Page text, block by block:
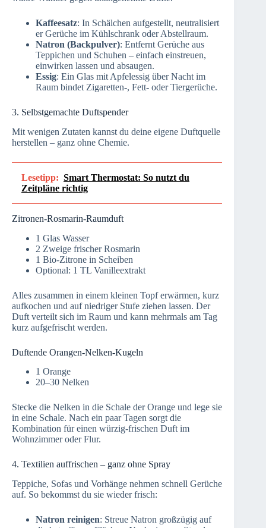
Kaffeesatz: In Schälchen aufgestellt, neutralisiert
er Gerüche im Kühlschrank oder Abstellraum.
Natron (Backpulver): Entfernt Gerüche aus
Teppichen und Schuhen – einfach einstreuen,
einwirken lassen und absaugen.
Essig: Ein Glas mit Apfelessig über Nacht im
Raum bindet Zigaretten-, Fett- oder Tiergerüche.
3. Selbstgemachte Duftspender
Mit wenigen Zutaten kannst du deine eigene Duftquelle
herstellen – ganz ohne Chemie.
Lesetipp: Smart Thermostat: So nutzt du
Zeitpläne richtig
Zitronen-Rosmarin-Raumduft
1 Glas Wasser
2 Zweige frischer Rosmarin
1 Bio-Zitrone in Scheiben
Optional: 1 TL Vanilleextrakt
Alles zusammen in einem kleinen Topf erwärmen, kurz
aufkochen und auf niedriger Stufe ziehen lassen. Der
Duft verteilt sich im Raum und kann mehrmals am Tag
kurz aufgefrischt werden.
Duftende Orangen-Nelken-Kugeln
1 Orange
20–30 Nelken
Stecke die Nelken in die Schale der Orange und lege sie
in eine Schale. Nach ein paar Tagen sorgt die
Kombination für einen würzig-frischen Duft im
Wohnzimmer oder Flur.
4. Textilien auffrischen – ganz ohne Spray
Teppiche, Sofas und Vorhänge nehmen schnell Gerüche
auf. So bekommst du sie wieder frisch:
Natron reinigen: Streue Natron großzügig auf